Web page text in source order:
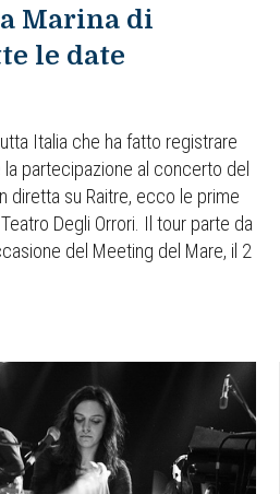
Marina di
le date
Italia che ha fatto registrare
partecipazione al concerto del
diretta su Raitre, ecco le prime
Degli Orrori. Il tour parte da
del Meeting del Mare, il 2